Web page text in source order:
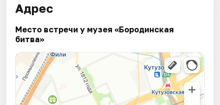
Адрес
Место встречи у музея «Бородинская
битва»